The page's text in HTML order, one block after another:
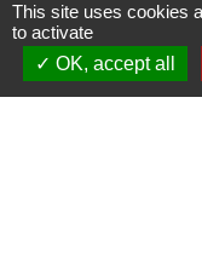
This site uses cookies
to activate
OK, accept all